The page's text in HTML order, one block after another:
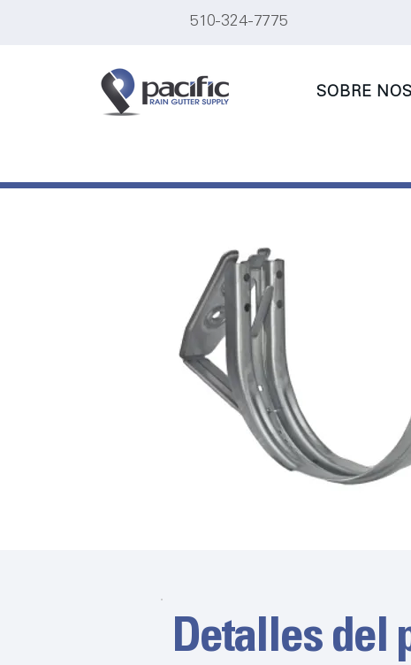
510-324-7775
SOBRE
Detalles del